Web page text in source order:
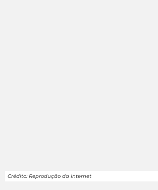
Crédito: Reprodução da Internet